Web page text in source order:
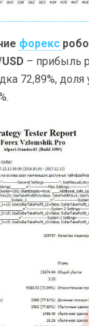
форекс
– прибыль
72,89%,